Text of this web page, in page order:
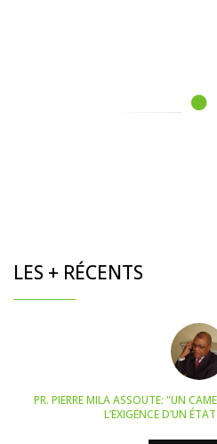
LES + RÉCENTS
PR. PIERRE MILA ASSOUTE: "UN
L’EXIGENCE D’UN